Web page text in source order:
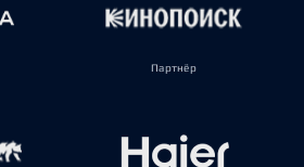
Партнёр